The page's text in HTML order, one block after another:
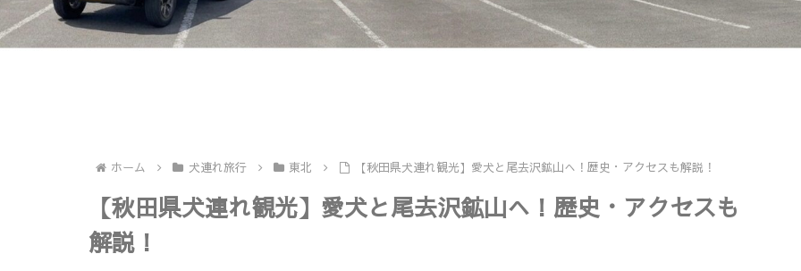
ホーム 犬連れ旅行 東北 【秋田県犬連れ観光】愛犬と尾去沢鉱山へ！歴史・アクセスも解説！
【秋田県犬連れ観光】愛犬と尾去沢鉱山へ！歴史・アクセスも
解説！